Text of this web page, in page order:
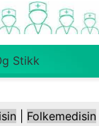
Stikk
Folkemedisin